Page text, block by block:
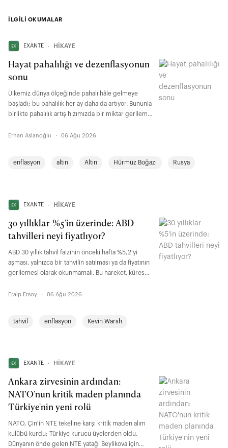
İLGİLİ OKUMALAR
EXANTE ∙ HİKAYE
Hayat pahalılığı ve dezenflasyonun
sonu
Ülkemiz dünya ölçeğinde pahalı hâle gelmeye
başladı; bu pahalılık her ay daha da artıyor. Bununla
birlikte pahalılık artış hızımızda bir miktar gerileme
Erhan Aslanoğlu · 06 Ağu 2026
enflasyon altın Altın Hürmüz Boğazı Rusya
EXANTE ∙ HİKAYE
30 yıllıklar %5'in üzerinde: ABD
tahvilleri neyi fiyatlıyor?
ABD 30 yıllık tahvil faizinin önceki hafta %5,2’yi
aşması, yalnızca bir tahvilin satılması ya da fiyatının
gerilemesi olarak okunmamalı. Bu hareket, küresel
şekilde yükseldiğine işaret ediyor. Başka bir
vadeli risk primi yeniden fiyatlanmış durumda.
Eralp Ersoy · 06 Ağu 2026
tahvil enflasyon Kevin Warsh
EXANTE ∙ HİKAYE
Ankara zirvesinin ardından:
NATO'nun kritik maden planında
Türkiye'nin yeni rolü
NATO, Çin'in NTE tekeline karşı kritik maden alım
kulübü kurdu; Türkiye kurucu üyelerden oldu.
Dünyanın önde gelen NTE yatağı Beylikova için